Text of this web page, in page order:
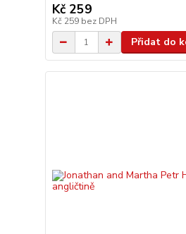
Kč 259
Kč 259 bez DPH
Přidat do